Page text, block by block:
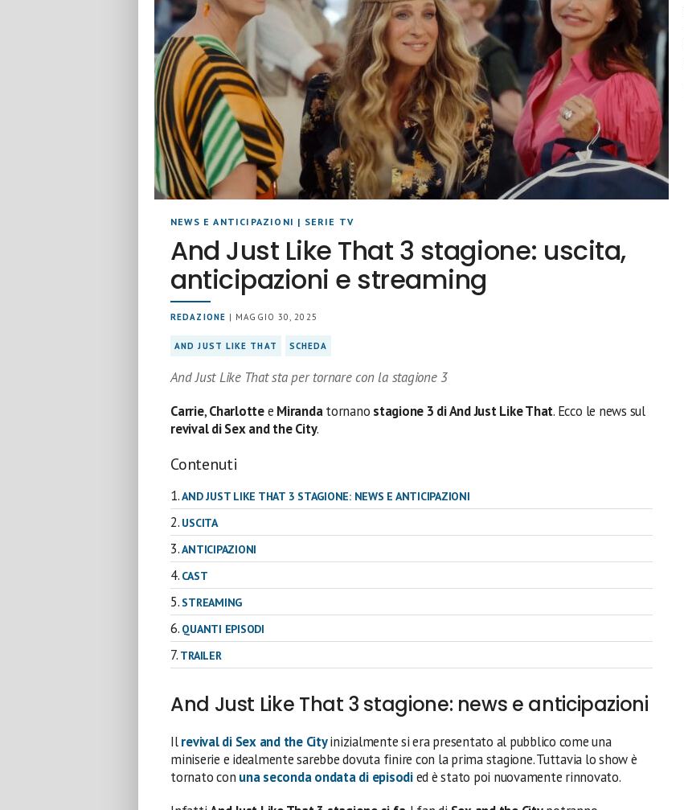
NEWS E ANTICIPAZIONI | SERIE TV
And Just Like That 3 stagione: uscita,
anticipazioni e streaming
REDAZIONE | MAGGIO 30, 2025
AND JUST LIKE THAT SCHEDA
And Just Like That sta per tornare con la stagione 3
Carrie,Charlottee Mirandatornano stagione 3 di And Just Like That. Ecco le news sul
revival di Sex and the City.
Contenuti
AND JUST LIKE THAT 3 STAGIONE: NEWS E ANTICIPAZIONI
USCITA
ANTICIPAZIONI
CAST
STREAMING
QUANTI EPISODI
TRAILER
And Just Like That 3 stagione: news e anticipazioni
Ilrevival di Sex and the City inizialmente si era presentato al pubblico come una
miniserie e idealmente sarebbe dovuta finire con la prima stagione. Tuttavia lo show è
tornato con una seconda ondata di episodied è stato poi nuovamente rinnovato.